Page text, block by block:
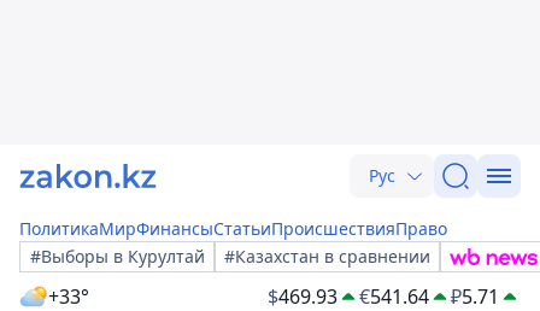
Рус
ПолитикаМирФинансыСтатьиПроисшествияПраво
#Выборы в Курултай
#Казахстан в сравнении
+33° $469.93 €541.64 ₽5.71